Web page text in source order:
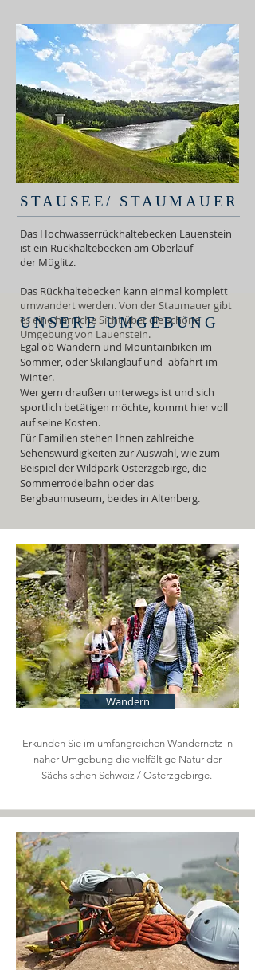
STAUSEE/ STAUMAUER
Das Hochwasserrückhaltebecken Lauenstein
ist ein Rückhaltebecken am Oberlauf
der Müglitz.
Das Rückhaltebecken kann einmal komplett
umwandert werden. Von der Staumauer gibt
es eine herrliche Sicht über die schöne
Umgebung von Lauenstein.
UNSERE UMGEBUNG
Egal ob Wandern und Mountainbiken im
Sommer, oder Skilanglauf und -abfahrt im
Winter.
Wer gern draußen unterwegs ist und sich
sportlich betätigen möchte, kommt hier voll
auf seine Kosten.
Für Familien stehen Ihnen zahlreiche
Sehenswürdigkeiten zur Auswahl, wie zum
Beispiel der Wildpark Osterzgebirge, die
Sommerrodelbahn oder das
Bergbaumuseum, beides in Altenberg.
Wandern
Erkunden Sie im umfangreichen Wandernetz in
naher Umgebung die vielfältige Natur der
Sächsischen Schweiz / Osterzgebirge.